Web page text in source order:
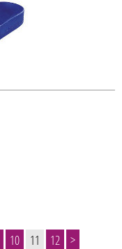
10 11 12 >